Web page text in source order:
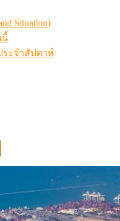
Situation)
นี้
ะจำสัปดาห์